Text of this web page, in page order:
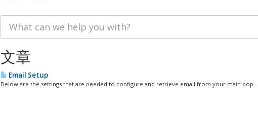
文章
Email Setup
Below are the settings that are needed to configure and retrieve email from your main pop...